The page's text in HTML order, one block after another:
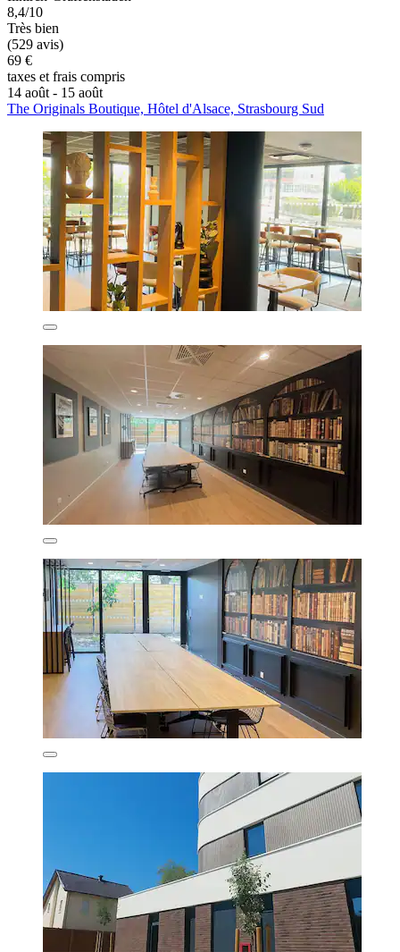
8,4/10
Très bien
(529 avis)
69 €
taxes et frais compris
14 août - 15 août
The Originals Boutique, Hôtel d'Alsace, Strasbourg Sud